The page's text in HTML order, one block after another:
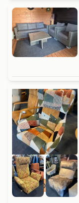
BIJZONDER STOELEN